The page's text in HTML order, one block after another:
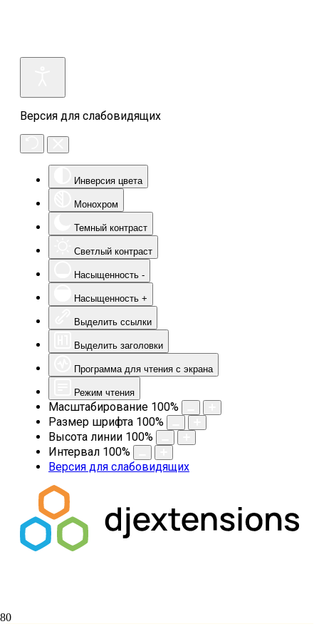
Версия для слабовидящих
Инверсия цвета
Монохром
Темный контраст
Светлый контраст
Насыщенность -
Насыщенность +
Выделить ссылки
Выделить заголовки
Программа для чтения с экрана
Режим чтения
Масштабирование 100%
Размер шрифта 100%
Высота линии 100%
Интервал 100%
Версия для слабовидящих